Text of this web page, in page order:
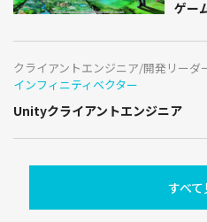
ゲー
クライアントエンジニア/開発リーダ
インフィニティベクター
Unityクライアントエンジニア
すべて